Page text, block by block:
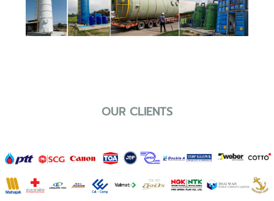
OUR CLIENTS